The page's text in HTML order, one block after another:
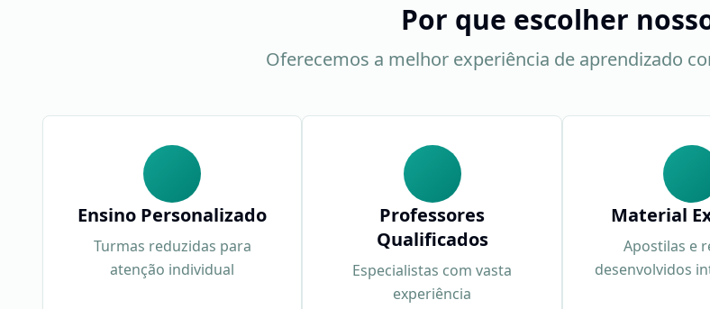
Por que escolher
Oferecemos a melhor experiência de aprendizado
Ensino Personalizado
Turmas reduzidas para
atenção individual
Professores
Qualificados
Especialistas com vasta
experiência
Material
Apostilas e
desenvolvidos